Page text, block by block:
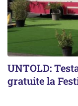
UNTOLD:
gratuite la